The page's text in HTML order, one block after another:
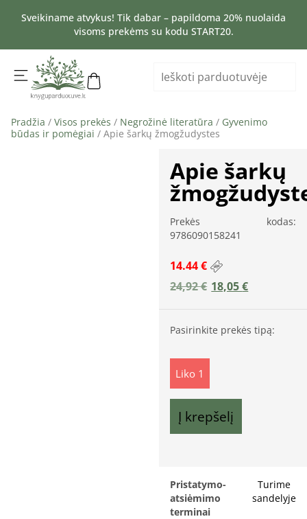
Sveikiname atvykus! Tik dabar – papildoma 20% nuolaida
visoms prekėms su kodu START20.
Pradžia / Visos prekės / Negrožinė literatūra / Gyvenimo
būdas ir pomėgiai / Apie šarkų žmogžudystes
Apie šarkų
Prekės kodas:
9786090158241
14.44 €
24,92€ 18,05€
Pasirinkite prekės tipą:
Liko 1
Į krepšelį
Pristatymo-
atsiėmimo
terminai
Turime
sandelyje